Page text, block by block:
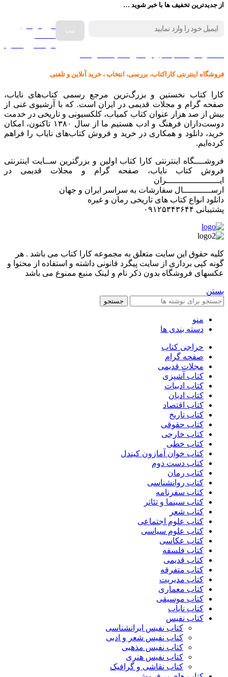
از جدیدترین تخفیف ها با خبر شوید …
فروش انواع
فروشگاه اینترنتی کاراکتاب، بررسی، انتخاب ، خرید آنلاین و تلفنی
کارا کتاب نخستین و بزرگ‌ترین مرجع رسمی کتاب‌های نایاب،
صفحه گرام و مجلات قدیمی در ایران است. که با آرشیوی غنی از
بیش از صد هزار عنوان کتاب کمیاب، کلکسیونی و تاریخی در خدمت
دوست‌داران فرهنگ و ادب هستیم ما از سال ۱۳۸۰ تاکنون، امکان
خرید، دانلود و همکاری در خرید و فروش کتاب‌های نایاب را فراهم
کرده‌ایم.
فروشــــگاه اینترنتی کارا کتاب اولین و بزرگترین ســایت اینترنتی
فروش کتاب نایاب، صفحه گرام و مجلات قدیمی در
ایـــــــــــــــــــــران
ارســـــــــــال سفارشات به سراسر ایران و جهان
دانلود انواع کتاب های تاریخی رمان و غیره
پشتیبانی ۰۹۱۲۵۳۴۳۶۴۴
کليه حقوق اين سايت متعلق به مجموعه کارا کتاب می باشد . هر
گونه کپی برداری از سایت پیگرد قانونی داشته و استفاده از محتوا و
عکسهای فروشگاه بدون ذکر نام و لینک منبع ممنوع می باشد
بستن
جستجو
منو
دسته بندی ها
حراجی کتاب
صفحه گرام
مجلات قدیمی
کتاب آشپزی
کتاب ادبیات
کتاب ادیان
کتاب اقتصاد
کتاب تاریخ
کتاب حقوقی
کتاب خارجی
کتاب خطی
کتاب خوان آمازون کیندل
کتاب دست دوم
کتاب رمان
کتاب روانشناسی
کتاب سفرنامه
کتاب سینما و تئاتر
کتاب شعر
کتاب علوم اجتماعی
کتاب علوم سیاسی
کتاب عکاسی
کتاب فلسفه
کتاب قدیمی
کتاب متفرقه
کتاب مدیریت
کتاب معماری
کتاب موسیقی
کتاب نایاب
کتاب نفیس
کتاب نفیس ایرانشناسی
کتاب نفیس شعر و ادبی
کتاب نفیس مذهبی
کتاب نفیس هنری
کتاب نقاشی و گرافیک